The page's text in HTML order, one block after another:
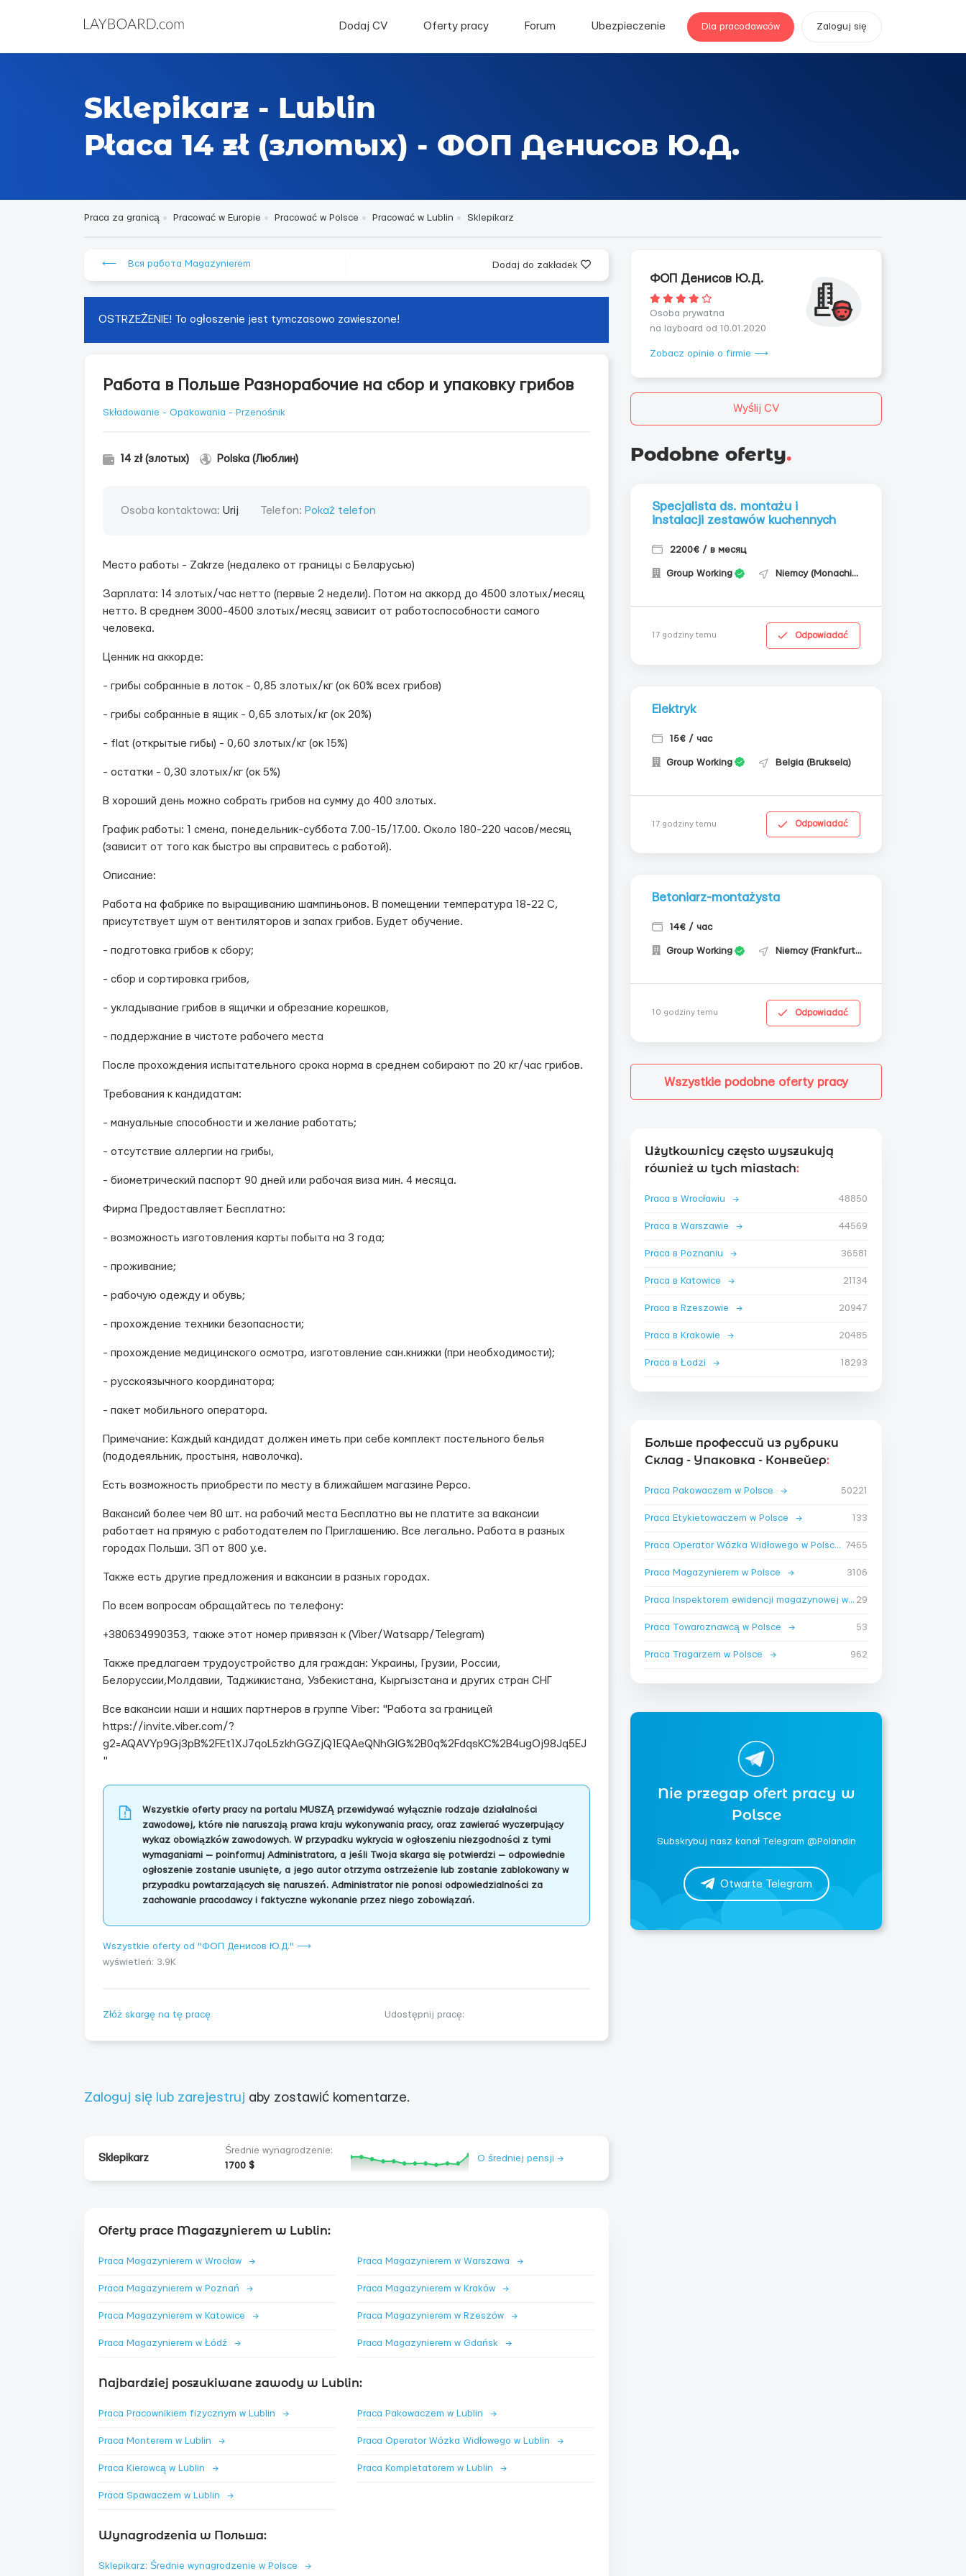
Dodaj CV Oferty pracy Forum Ubezpieczenie Dla pracodawców Zaloguj się
Sklepikarz - Lublin
Płaca 14 zł (злотых) - ФОП Денисов Ю.Д.
Praca za granicą Pracować w Europie Pracować w Polsce Pracować w Lublin Sklepikarz
⟵ Вся работа Magazynierem Dodaj do zakładek
OSTRZEŻENIE! To ogłoszenie jest tymczasowo zawieszone!
Работа в Польше Разнорабочие на сбор и упаковку грибов
Składowanie - Opakowania - Przenośnik
14 zł (злотых) Polska (Люблин)
Osoba kontaktowa: Urij Telefon: Pokaż telefon
Место работы - Zakrze (недалеко от границы с Беларусью)
Зарплата: 14 злотых/час нетто (первые 2 недели). Потом на аккорд до 4500 злотых/месяц
нетто. В среднем 3000-4500 злотых/месяц зависит от работоспособности самого
человека.
Ценник на аккорде:
- грибы собранные в лоток - 0,85 злотых/кг (ок 60% всех грибов)
- грибы собранные в ящик - 0,65 злотых/кг (ок 20%)
- flat (открытые гибы) - 0,60 злотых/кг (ок 15%)
- остатки - 0,30 злотых/кг (ок 5%)
В хороший день можно собрать грибов на сумму до 400 злотых.
График работы: 1 смена, понедельник-суббота 7.00-15/17.00. Около 180-220 часов/месяц
(зависит от того как быстро вы справитесь с работой).
Описание:
Работа на фабрике по выращиванию шампиньонов. В помещении температура 18-22 C,
присутствует шум от вентиляторов и запах грибов. Будет обучение.
- подготовка грибов к сбору;
- сбор и сортировка грибов,
- укладывание грибов в ящички и обрезание корешков,
- поддержание в чистоте рабочего места
После прохождения испытательного срока норма в среднем собирают по 20 кг/час грибов.
Требования к кандидатам:
- мануальные способности и желание работать;
- отсутствие аллергии на грибы,
- биометрический паспорт 90 дней или рабочая виза мин. 4 месяца.
Фирма Предоставляет Бесплатно:
- возможность изготовления карты побыта на 3 года;
- проживание;
- рабочую одежду и обувь;
- прохождение техники безопасности;
- прохождение медицинского осмотра, изготовление сан.книжки (при необходимости);
- русскоязычного координатора;
- пакет мобильного оператора.
Примечание: Каждый кандидат должен иметь при себе комплект постельного белья
(пододеяльник, простыня, наволочка).
Есть возможность приобрести по месту в ближайшем магазине Pepco.
Вакансий более чем 80 шт. на рабочий места Бесплатно вы не платите за вакансии
работает на прямую с работодателем по Приглашению. Все легально. Работа в разных
городах Польши. ЗП от 800 у.е.
Также есть другие предложения и вакансии в разных городах.
По всем вопросам обращайтесь по телефону:
+380634990353, также этот номер привязан к (Viber/Watsapp/Telegram)
Также предлагаем трудоустройство для граждан: Украины, Грузии, России,
Белоруссии,Молдавии, Таджикистана, Узбекистана, Кыргызстана и других стран СНГ
Все вакансии наши и наших партнеров в группе Viber: "Работа за границей
https://invite.viber.com/?
g2=AQAVYp9Gj3pB%2FEt1XJ7qoL5zkhGGZjQ1EQAeQNhGlG%2B0q%2FdqsKC%2B4ugOj98Jq5EJ
"
Wszystkie oferty pracy na portalu MUSZĄ przewidywać wyłącznie rodzaje działalności
zawodowej, które nie naruszają prawa kraju wykonywania pracy, oraz zawierać wyczerpujący
wykaz obowiązków zawodowych. W przypadku wykrycia w ogłoszeniu niezgodności z tymi
wymaganiami — poinformuj Administratora, a jeśli Twoja skarga się potwierdzi — odpowiednie
ogłoszenie zostanie usunięte, a jego autor otrzyma ostrzeżenie lub zostanie zablokowany w
przypadku powtarzających się naruszeń. Administrator nie ponosi odpowiedzialności za
zachowanie pracodawcy i faktyczne wykonanie przez niego zobowiązań.
Wszystkie oferty od "ФОП Денисов Ю.Д." ⟶
wyświetleń: 3.9K
Złóż skargę na tę pracę Udostępnij pracę:
Zaloguj się lub zarejestruj aby zostawić komentarze.
Sklepikarz
Średnie wynagrodzenie:
1700 $
O średniej pensji →
Oferty prace Magazynierem w Lublin:
Praca Magazynierem w Wrocław → Praca Magazynierem w Warszawa →
Praca Magazynierem w Poznań → Praca Magazynierem w Kraków →
Praca Magazynierem w Katowice → Praca Magazynierem w Rzeszów →
Praca Magazynierem w Łódź → Praca Magazynierem w Gdańsk →
Najbardziej poszukiwane zawody w Lublin:
Praca Pracownikiem fizycznym w Lublin → Praca Pakowaczem w Lublin →
Praca Monterem w Lublin → Praca Operator Wózka Widłowego w Lublin →
Praca Kierowcą w Lublin → Praca Kompletatorem w Lublin →
Praca Spawaczem w Lublin →
Wynagrodzenia w Польша:
Sklepikarz: Średnie wynagrodzenie w Polsce →
ФОП Денисов Ю.Д.
Osoba prywatna
na layboard od 10.01.2020
Zobacz opinie o firmie ⟶
Wyślij CV
Podobne oferty.
Specjalista ds. montażu i
instalacji zestawów kuchennych
2200€ / в месяц
Group Working Niemcy (Monachium)
17 godziny temu Odpowiadać
Elektryk
15€ / час
Group Working Belgia (Bruksela)
17 godziny temu Odpowiadać
Betoniarz-montażysta
14€ / час
Group Working Niemcy (Frankfurt nad Menem)
10 godziny temu Odpowiadać
Wszystkie podobne oferty pracy
Użytkownicy często wyszukują
również w tych miastach:
Praca в Wrocławiu → 48850
Praca в Warszawie → 44569
Praca в Poznaniu → 36581
Praca в Katowice → 21134
Praca в Rzeszowie → 20947
Praca в Krakowie → 20485
Praca в Łodzi → 18293
Больше профессий из рубрики
Склад - Упаковка - Конвейер:
Praca Pakowaczem w Polsce → 50221
Praca Etykietowaczem w Polsce → 133
Praca Operator Wózka Widłowego w Polsce →
7465
Praca Magazynierem w Polsce → 3106
Praca Inspektorem ewidencji magazynowej w Polsce 29
Praca Towaroznawcą w Polsce → 53
Praca Tragarzem w Polsce → 962
Nie przegap ofert pracy w
Polsce
Subskrybuj nasz kanał Telegram @Polandin
Otwarte Telegram